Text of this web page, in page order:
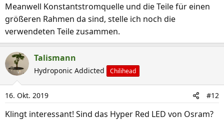
Meanwell Konstantstromquelle und die Teile für einen
größeren Rahmen da sind, stelle ich noch die
verwendeten Teile zusammen.
Talismann
Hydroponic Addicted Chilihead
16. Okt. 2019 #12
Klingt interessant! Sind das Hyper Red LED von Osram?